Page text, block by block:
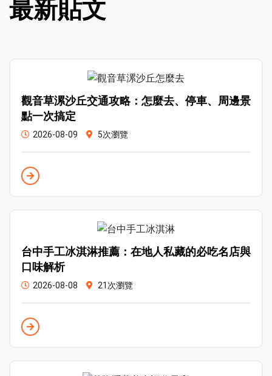
最新貼文
觀音草漯沙丘交通攻略：怎麼去、停車、周邊景
點一次搞定
2026-08-09 5次瀏覽
台中手工冰淇淋推薦：在地人私藏的必吃名店與
口味解析
2026-08-08 21次瀏覽